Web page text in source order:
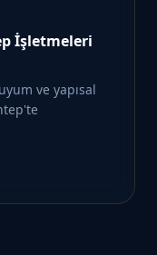
İşletmeleri
ve yapısal